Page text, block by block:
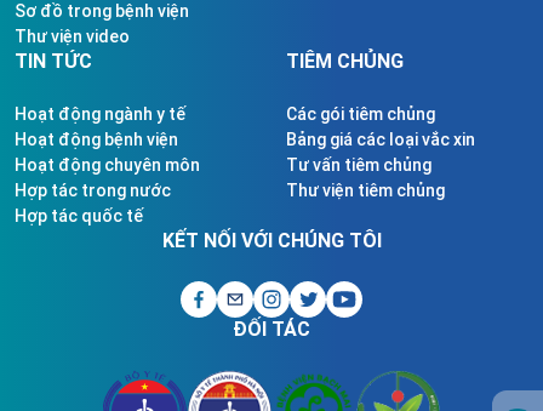
Sơ đồ trong bệnh viện
Thư viện video
TIN TỨC
Hoạt động ngành y tế
Hoạt động bệnh viện
Hoạt động chuyên môn
Hợp tác trong nước
Hợp tác quốc tế
TIÊM CHỦNG
Các gói tiêm chủng
Bảng giá các loại vắc xin
Tư vấn tiêm chủng
Thư viện tiêm chủng
KẾT NỐI VỚI CHÚNG TÔI
ĐỐI TÁC